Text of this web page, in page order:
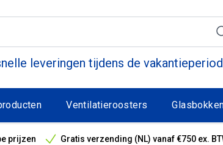
leveringen tijdens de
Ventilatieroosters
prijzen
Gratis verzending (NL) vanaf €750 ex.